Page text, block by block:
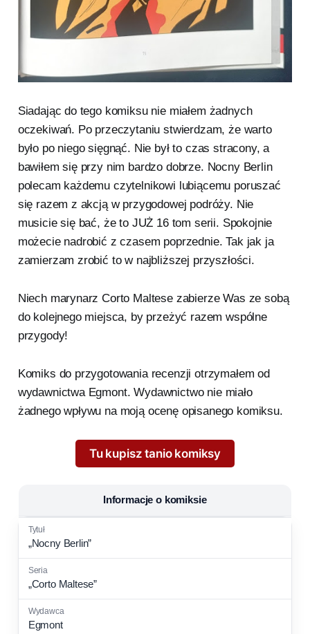
Siadając do tego komiksu nie miałem żadnych
oczekiwań. Po przeczytaniu stwierdzam, że warto
było po niego sięgnąć. Nie był to czas stracony, a
bawiłem się przy nim bardzo dobrze. Nocny Berlin
polecam każdemu czytelnikowi lubiącemu poruszać
się razem z akcją w przygodowej podróży. Nie
musicie się bać, że to JUŻ 16 tom serii. Spokojnie
możecie nadrobić z czasem poprzednie. Tak jak ja
zamierzam zrobić to w najbliższej przyszłości.
Niech marynarz Corto Maltese zabierze Was ze sobą
do kolejnego miejsca, by przeżyć razem wspólne
przygody!
Komiks do przygotowania recenzji otrzymałem od
wydawnictwa Egmont. Wydawnictwo nie miało
żadnego wpływu na moją ocenę opisanego komiksu.
Tu kupisz tanio komiksy
Informacje o komiksie
„Nocny Berlin”
„Corto Maltese”
Egmont